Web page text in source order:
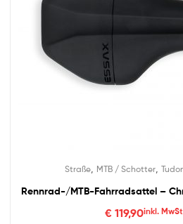
Straße MTB / Schotter
Rennrad-/MTB-Fahrradsattel –
€ 119,90inkl. MwSt